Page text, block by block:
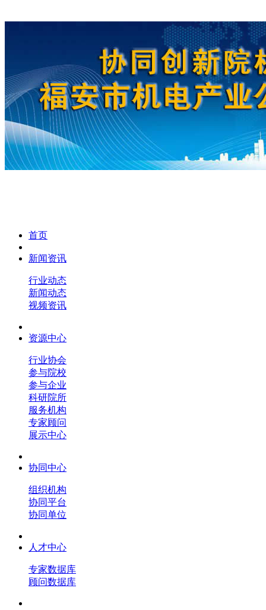
首页
新闻资讯
行业动态
新闻动态
视频资讯
资源中心
行业协会
参与院校
参与企业
科研院所
服务机构
专家顾问
展示中心
协同中心
组织机构
协同平台
协同单位
人才中心
专家数据库
顾问数据库